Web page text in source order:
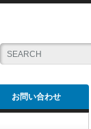
お問い合わせ